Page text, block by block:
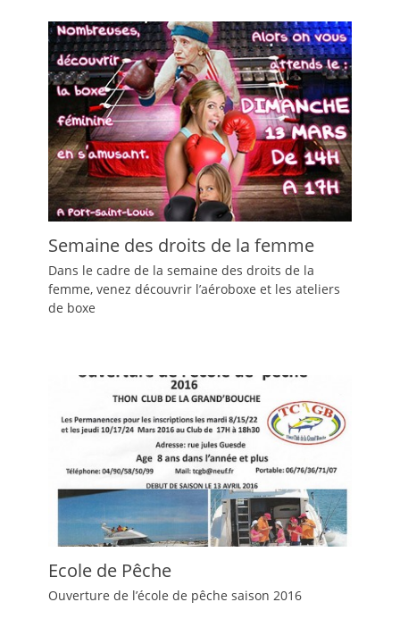
Semaine des droits de la femme
Dans le cadre de la semaine des droits de la
femme, venez découvrir l’aéroboxe et les ateliers
de boxe
Ecole de Pêche
Ouverture de l’école de pêche saison 2016